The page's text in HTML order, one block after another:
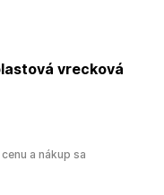
vrecková
a nákup sa